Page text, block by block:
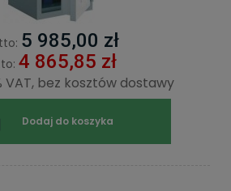
5 985,00 zł
4 865,85 zł
VAT, bez kosztów dostawy
Dodaj do koszyka